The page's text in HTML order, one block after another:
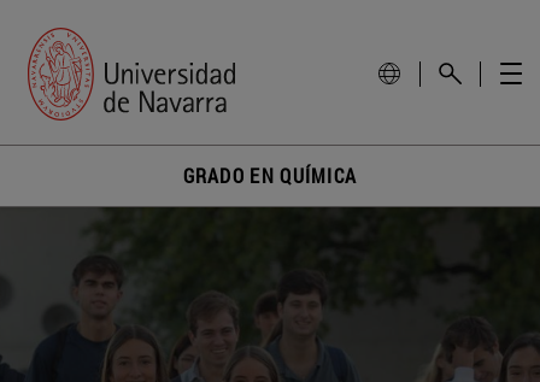
GRADO EN QUÍMICA